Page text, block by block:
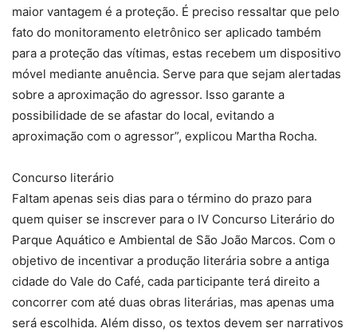
maior vantagem é a proteção. É preciso ressaltar que pelo
fato do monitoramento eletrônico ser aplicado também
para a proteção das vítimas, estas recebem um dispositivo
móvel mediante anuência. Serve para que sejam alertadas
sobre a aproximação do agressor. Isso garante a
possibilidade de se afastar do local, evitando a
aproximação com o agressor”, explicou Martha Rocha.
Concurso literário
Faltam apenas seis dias para o término do prazo para
quem quiser se inscrever para o IV Concurso Literário do
Parque Aquático e Ambiental de São João Marcos. Com o
objetivo de incentivar a produção literária sobre a antiga
cidade do Vale do Café, cada participante terá direito a
concorrer com até duas obras literárias, mas apenas uma
será escolhida. Além disso, os textos devem ser narrativos